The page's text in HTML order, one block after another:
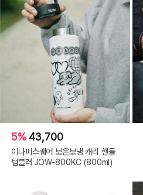
5% 43,700
이나피스퀘어 보온보냉 캐리 핸들
텀블러 JOW-800KC (800ml)